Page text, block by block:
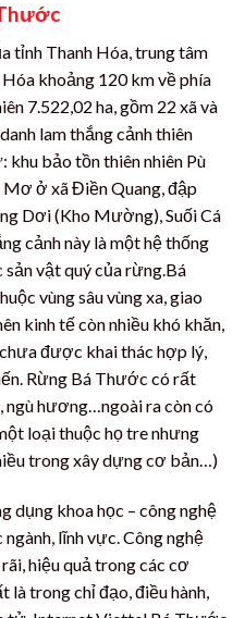
tỉnh Thanh Hóa, trung tâm
khoảng 120 km về phía
7.522,02 ha, gồm 22 xã và
lam thắng cảnh thiên
khu bảo tồn thiên nhiên Pù
Mơ ở xã Điền Quang, đập
Dơi (Kho Mường), Suối Cá
cảnh này là một hệ thống
sản vật quý của rừng.Bá
vùng sâu vùng xa, giao
kinh tế còn nhiều khó khăn,
được khai thác hợp lý,
Rừng Bá Thước có rất
ngù hương…ngoài ra còn có
loại thuộc họ tre nhưng
trong xây dựng cơ bản…)
dụng khoa học – công nghệ
lĩnh vực. Công nghệ
hiệu quả trong các cơ
là trong chỉ đạo, điều hành,